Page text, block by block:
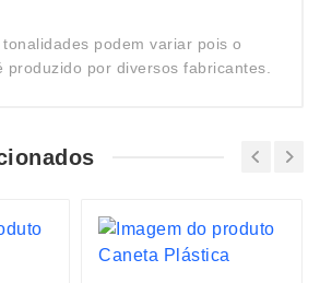
podem variar pois o
produzido por diversos fabricantes.